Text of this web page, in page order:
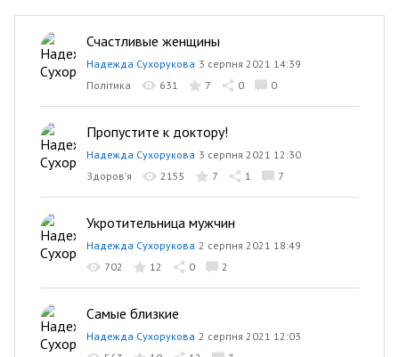
Счастливые женщины
Надежда Сухорукова 3 серпня 2021 14:39
Політика
631 7 0 0
Пропустите к доктору!
Надежда Сухорукова 3 серпня 2021 12:30
Здоров’я
2155 7 1 7
Укротительница мужчин
Надежда Сухорукова 2 серпня 2021 18:49
702
12 0 2
Самые близкие
Надежда Сухорукова 2 серпня 2021 12:03